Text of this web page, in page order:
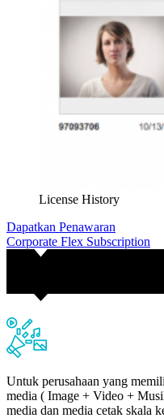
License History
Dapatkan Penawaran
Corporate Flex Subscription
Untuk perusahaan yang
media ( Image + Video +
media dan media cetak skala